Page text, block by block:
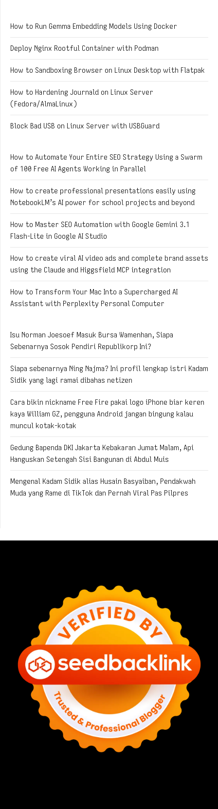
How to Run Gemma Embedding Models Using Docker
Deploy Nginx Rootful Container with Podman
How to Sandboxing Browser on Linux Desktop with Flatpak
How to Hardening Journald on Linux Server
(Fedora/AlmaLinux)
Block Bad USB on Linux Server with USBGuard
How to Automate Your Entire SEO Strategy Using a Swarm
of 100 Free AI Agents Working in Parallel
How to create professional presentations easily using
NotebookLM’s AI power for school projects and beyond
How to Master SEO Automation with Google Gemini 3.1
Flash-Lite in Google AI Studio
How to create viral AI video ads and complete brand assets
using the Claude and Higgsfield MCP integration
How to Transform Your Mac Into a Supercharged AI
Assistant with Perplexity Personal Computer
Isu Norman Joesoef Masuk Bursa Wamenhan, Siapa
Sebenarnya Sosok Pendiri Republikorp Ini?
Siapa sebenarnya Ning Najma? Ini profil lengkap istri Kadam
Sidik yang lagi ramai dibahas netizen
Cara bikin nickname Free Fire pakai logo iPhone biar keren
kaya William GZ, pengguna Android jangan bingung kalau
muncul kotak-kotak
Gedung Bapenda DKI Jakarta Kebakaran Jumat Malam, Api
Hanguskan Setengah Sisi Bangunan di Abdul Muis
Mengenal Kadam Sidik alias Husain Basyaiban, Pendakwah
Muda yang Rame di TikTok dan Pernah Viral Pas Pilpres